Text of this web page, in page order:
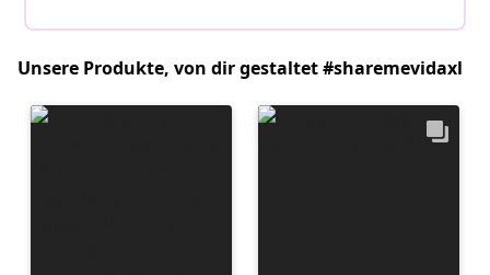
Unsere Produkte, von dir gestaltet #sharemevidaxl